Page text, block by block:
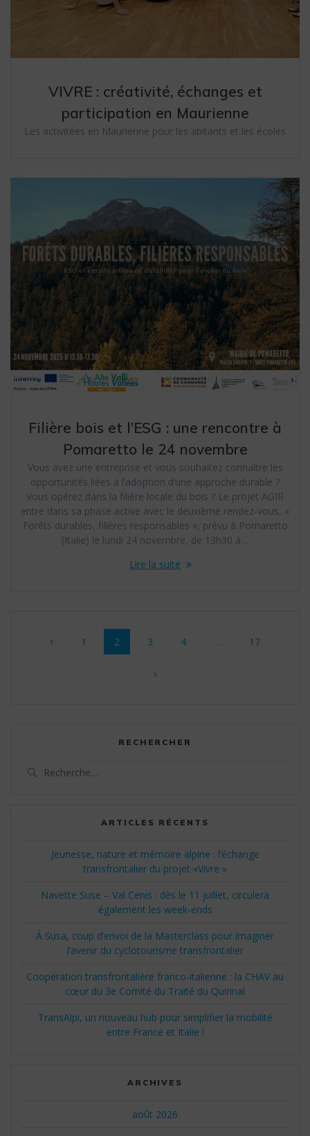
VIVRE : créativité, échanges et
participation en Maurienne
Les activitées en Maurienne pour les abitants et les écoles
Filière bois et l’ESG : une rencontre à
Pomaretto le 24 novembre
Vous avez une entreprise et vous souhaitez connaître les
opportunités liées à l’adoption d’une approche durable ?
Vous opérez dans la filière locale du bois ? Le projet AGIR
entre dans sa phase active avec le deuxième rendez-vous, «
Forêts durables, filières responsables », prévu à Pomaretto
(Italie) le lundi 24 novembre, de 13h30 à…
Lire la suite
Navigation
Page
1 Page
2 Page
3 Page
4 … Page
17
RECHERCHER
ARTICLES RÉCENTS
Jeunesse, nature et mémoire alpine : l’échange
transfrontalier du projet «Vivre »
Navette Suse – Val Cenis : dès le 11 juillet, circulera
également les week-ends
À Susa, coup d’envoi de la Masterclass pour imaginer
l’avenir du cyclotourisme transfrontalier
Coopération transfrontalière franco-italienne : la CHAV au
cœur du 3e Comité du Traité du Quirinal
TransAlpi, un nouveau hub pour simplifier la mobilité
entre France et Italie !
ARCHIVES
août 2026